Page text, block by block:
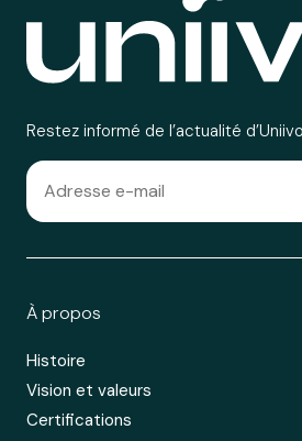
Restez informé de l’actualité d’Uniivo
À propos
Histoire
Vision et valeurs
Certifications